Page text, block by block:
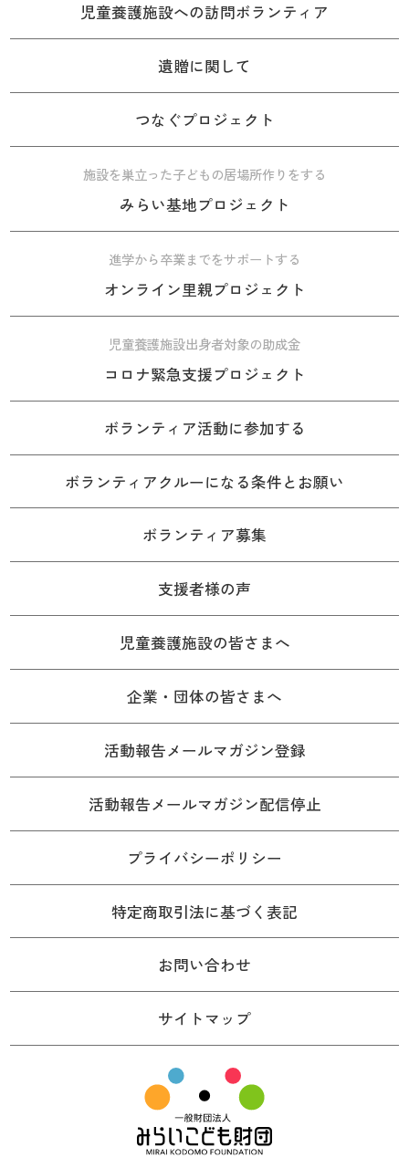
児童養護施設への訪問ボランティア
遺贈に関して
つなぐプロジェクト
施設を巣立った子どもの居場所作りをする
みらい基地プロジェクト
進学から卒業までをサポートする
オンライン里親プロジェクト
児童養護施設出身者対象の助成金
コロナ緊急支援プロジェクト
ボランティア活動に参加する
ボランティアクルーになる条件とお願い
ボランティア募集
支援者様の声
児童養護施設の皆さまへ
企業・団体の皆さまへ
活動報告メールマガジン登録
活動報告メールマガジン配信停止
プライバシーポリシー
特定商取引法に基づく表記
お問い合わせ
サイトマップ